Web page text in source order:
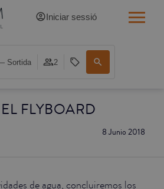
FLYBOARD
8 Junio 2018
de agua, concluiremos los
Iniciar sessió
Sortida 2